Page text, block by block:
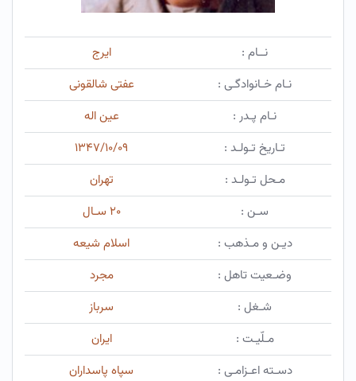
نــام :
ایرج
نـام خـانوادگـی :
عفتی شالقونی
نـام پـدر :
عین اله
تـاریخ تـولـد :
۱۳۴۷/۱۰/۰۹
مـحل تـولـد :
تهران
سـن :
۲۰ سـال
دیـن و مـذهب :
اسلام شیعه
وضـعیت تاهل :
مجرد
شـغل :
سرباز
مـلّیـت :
ایران
دسـته اعـزامـی :
سپاه پاسداران